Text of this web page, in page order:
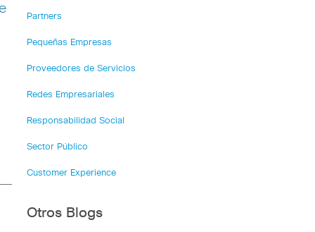
Partners
Pequeñas Empresas
Proveedores de Servicios
Redes Empresariales
Responsabilidad Social
Sector Público
Customer Experience
Otros Blogs